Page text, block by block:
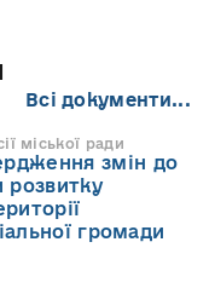
Всі документи...
міської ради
змін до
розвитку
громади